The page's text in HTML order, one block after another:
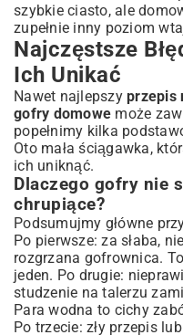
szybkie ciasto, ale
zupełnie inny poziom
Najczęstsze
Ich Unikać
Nawet najlepszy przepis
gofry domowe może
popełnimy kilka
Oto mała ściągawka,
ich uniknąć.
Dlaczego gofry nie
chrupiące?
Podsumujmy główne
Po pierwsze: za słaba,
rozgrzana gofrownica.
jeden. Po drugie:
studzenie na talerzu
Para wodna to cichy
Po trzecie: zły przepis